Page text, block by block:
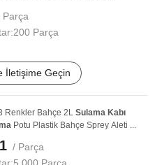
Parça
200 Parça
İletişime Geçin
Renkler Bahçe 2L Sulama Kabı
Potu Plastik Bahçe Sprey Aleti ...
/ Parça